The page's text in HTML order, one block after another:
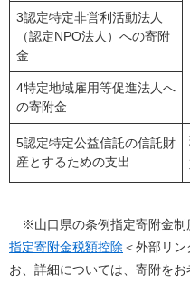
3認定特定非営利活動法人
（認定NPO法人）への寄附
金
4特定地域雇用等促進法人へ
の寄附金
5認定特定公益信託の信託財
産とするための支出
※山口県の条例指定寄附金制
指定寄附金税額控除 ＜外部リン
お、詳細については、寄附を